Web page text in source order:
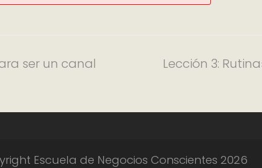
ser un canal
Lección 3:
Escuela de Negocios Conscientes 2026